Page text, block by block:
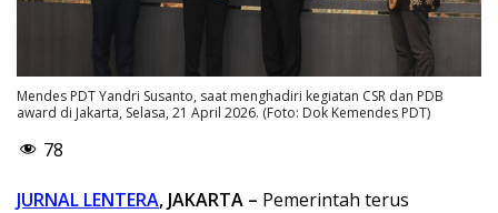
Mendes PDT Yandri Susanto, saat menghadiri kegiatan CSR dan PDB
award di Jakarta, Selasa, 21 April 2026. (Foto: Dok Kemendes PDT)
78
JURNAL LENTERA, JAKARTA – Pemerintah terus